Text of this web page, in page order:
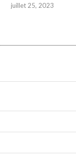
juillet 25, 2023